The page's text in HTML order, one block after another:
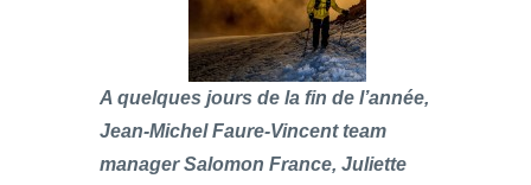
A quelques jours de la fin de l’année,
Jean-Michel Faure-Vincent team
manager Salomon France, Juliette